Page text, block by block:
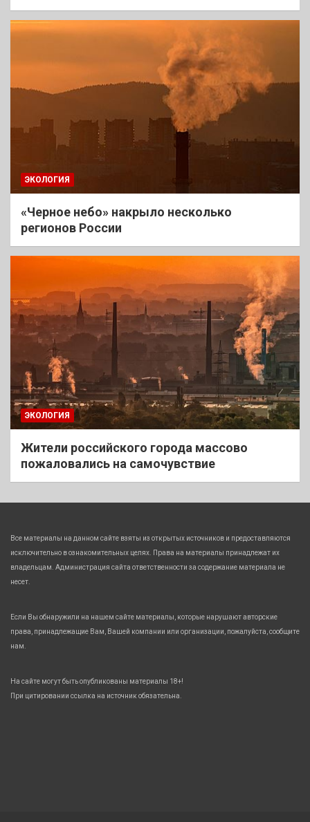
ЭКОЛОГИЯ
«Черное небо» накрыло несколько
регионов России
ЭКОЛОГИЯ
Жители российского города массово
пожаловались на самочувствие
Все материалы на данном сайте взяты из открытых источников и предоставляются
исключительно в ознакомительных целях. Права на материалы принадлежат их
владельцам. Администрация сайта ответственности за содержание материала не
несет.
Если Вы обнаружили на нашем сайте материалы, которые нарушают авторские
права, принадлежащие Вам, Вашей компании или организации, пожалуйста, сообщите
нам.
На сайте могут быть опубликованы материалы 18+!
При цитировании ссылка на источник обязательна.